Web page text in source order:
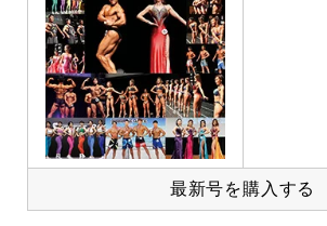
最新号を購入する